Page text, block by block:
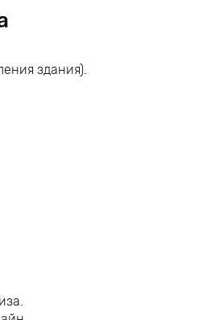
здания).